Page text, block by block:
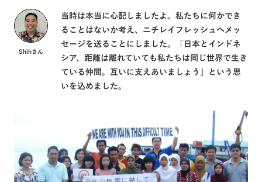
Shihさん
当時は本当に心配しましたよ。私たちに何かでき
ることはないか考え、ニチレイフレッシュへメッ
セージを送ることにしました。「日本とインドネ
シア、距離は離れていても私たちは同じ世界で生き
ている仲間。互いに支えあいましょう」という思
いを込めました。